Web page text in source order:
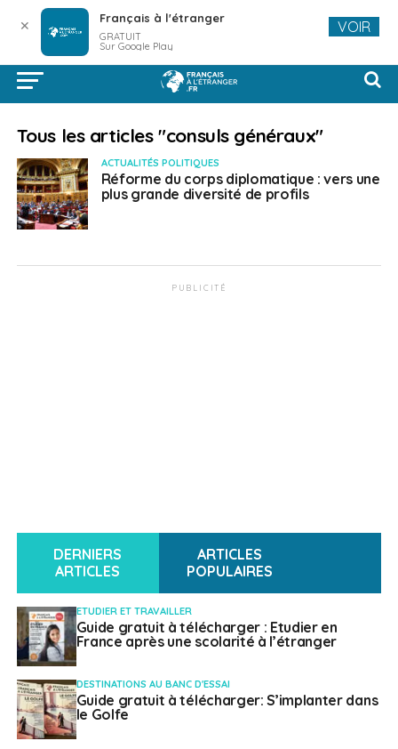
Tous les articles "consuls généraux"
ACTUALITÉS POLITIQUES
Réforme du corps diplomatique : vers une
plus grande diversité de profils
PUBLICITÉ
DERNIERS
ARTICLES
ARTICLES
POPULAIRES
ETUDIER ET TRAVAILLER
Guide gratuit à télécharger : Etudier en
France après une scolarité à l’étranger
DESTINATIONS AU BANC D'ESSAI
Guide gratuit à télécharger: S’implanter dans
le Golfe
✕ Français à l'étranger
GRATUIT
Sur Google Play
VOIR